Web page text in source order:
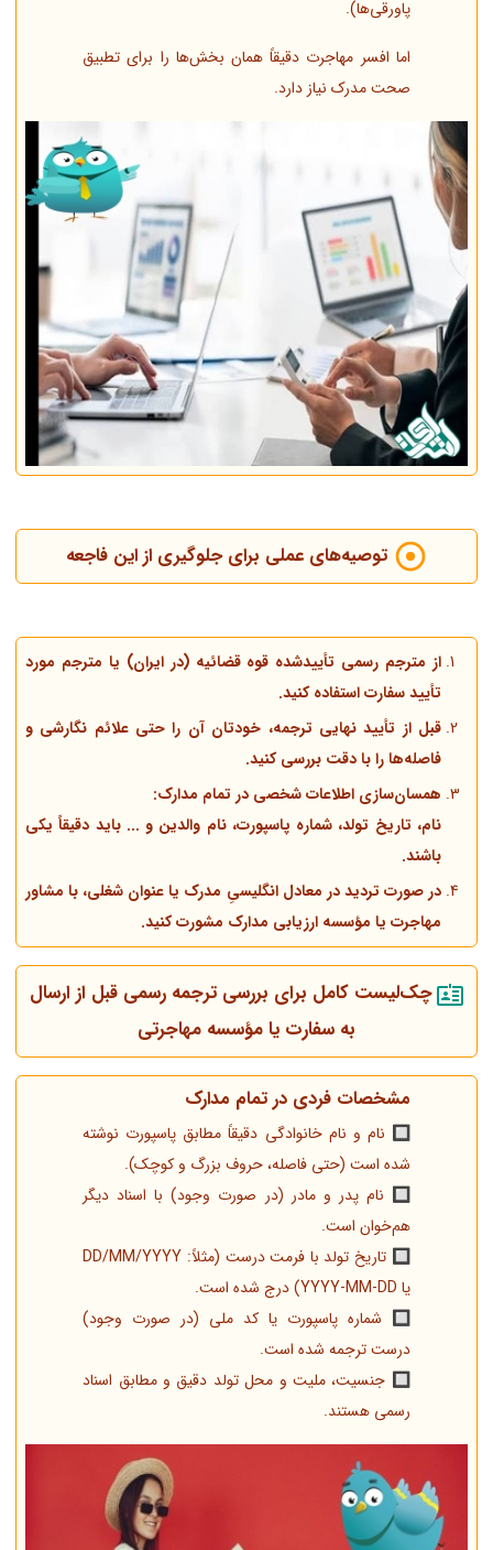
پاورقی‌ها).
اما افسر مهاجرت دقیقاً همان بخش‌ها را برای تطبیق
صحت مدرک نیاز دارد.
توصیه‌های عملی برای جلوگیری از این فاجعه
از مترجم رسمی تأییدشده قوه قضائیه (در ایران) یا مترجم مورد
تأیید سفارت استفاده کنید.
قبل از تأیید نهایی ترجمه، خودتان آن را حتی علائم نگارشی و
فاصله‌ها را با دقت بررسی کنید.
همسان‌سازی اطلاعات شخصی در تمام مدارک:
نام، تاریخ تولد، شماره پاسپورت، نام والدین و ... باید دقیقاً یکی
باشند.
در صورت تردید در معادل انگلیسیِ مدرک یا عنوان شغلی، با مشاور
مهاجرت یا مؤسسه ارزیابی مدارک مشورت کنید.
چک‌لیست کامل برای بررسی ترجمه رسمی قبل از ارسال
به سفارت یا مؤسسه مهاجرتی
مشخصات فردی در تمام مدارک
🔲 نام و نام خانوادگی دقیقاً مطابق پاسپورت نوشته
شده است (حتی فاصله، حروف بزرگ و کوچک).
🔲 نام پدر و مادر (در صورت وجود) با اسناد دیگر
هم‌خوان است.
🔲 تاریخ تولد با فرمت درست (مثلاً: DD/MM/YYYY
یا YYYY-MM-DD) درج شده است.
🔲 شماره پاسپورت یا کد ملی (در صورت وجود)
درست ترجمه شده است.
🔲 جنسیت، ملیت و محل تولد دقیق و مطابق اسناد
رسمی هستند.